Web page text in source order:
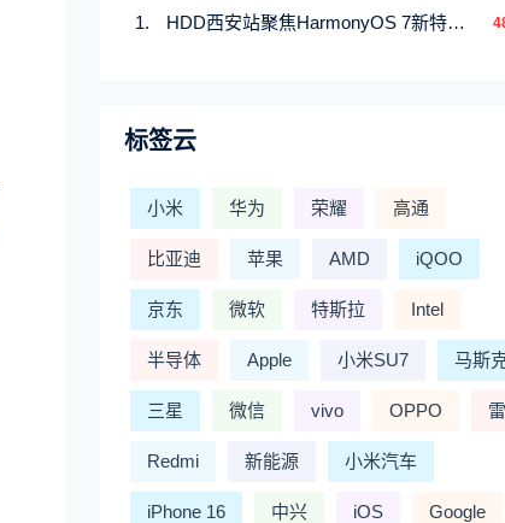
HDD西安站聚焦HarmonyOS 7新特性，解锁从互联到智能的应用开发新范式
标签云
小米 华为 荣耀 高通
比亚迪 苹果 AMD iQOO
京东 微软 特斯拉 Intel
半导体 Apple 小米SU7 马斯
三星 微信 vivo OPPO
Redmi 新能源 小米汽车
iPhone 16 中兴 iOS Google